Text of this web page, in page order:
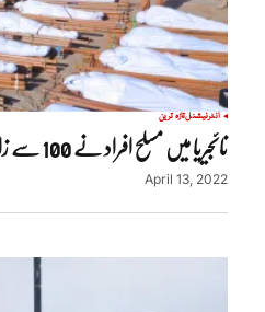
انٹرنیشنلتازہ ترین
نائجیریا میں مسلح افراد نے 100 سے زائد افراد کو قتل کرڈالا
April 13, 2022